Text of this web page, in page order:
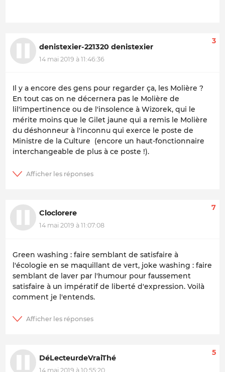
denistexier-221320 denistexier
14 mai 2019 à 11:46:36
3
Il y a encore des gens pour regarder ça, les Molière ?
En tout cas on ne décernera pas le Molière de
lil'impertinence ou de l'insolence à Wizorek, qui le
mérite moins que le Gilet jaune qui a remis le Molière
du déshonneur à l'inconnu qui exerce le poste de
Ministre de la Culture (encore un haut-fonctionnaire
interchangeable de plus à ce poste !).
Cloclorere
14 mai 2019 à 11:07:08
7
Green washing : faire semblant de satisfaire à
l'écologie en se maquillant de vert, joke washing : faire
semblant de laver par l'humour pour faussement
satisfaire à un impératif de liberté d'expression. Voilà
comment je l'entends.
DéLecteurdeVraiThé
14 mai 2019 à 10:55:20
5